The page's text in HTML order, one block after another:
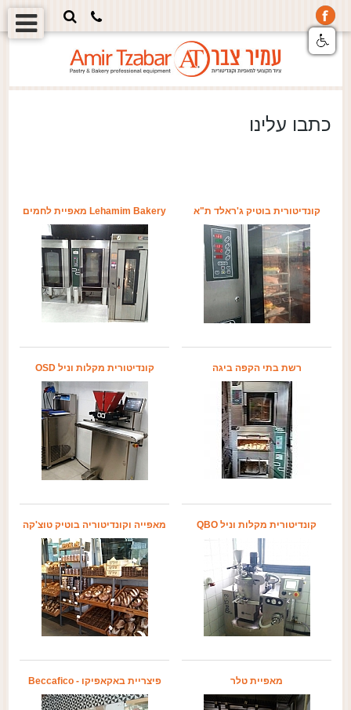
כתבו עלינו
קונדיטורית בוטיק ג'ראלד ת"א Lehamim Bakery מאפיית לחמים
רשת בתי הקפה ביגה קונדיטורית מקלות וניל OSD
קונדיטורית מקלות וניל QBO מאפייה וקונדיטוריה בוטיק טוצ'קה
מאפיית טלר פיצריית באקאפיקו - Beccafico